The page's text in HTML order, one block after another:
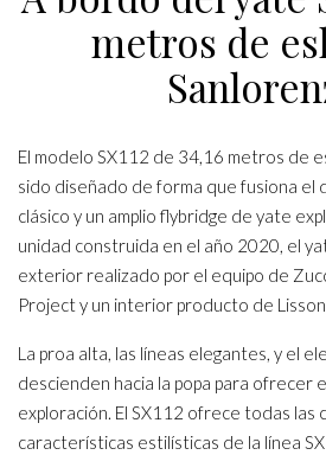
metros de
El modelo SX112 de 34,16 metros de
sido diseñado de forma que fusiona el
clásico y un amplio flybridge de yate
unidad construida en el año 2020, el
exterior realizado por el equipo de
Project y un interior producto de
La proa alta, las líneas elegantes, y el
descienden hacia la popa para ofrecer
exploración. El SX112 ofrece todas las
características estilísticas de la línea